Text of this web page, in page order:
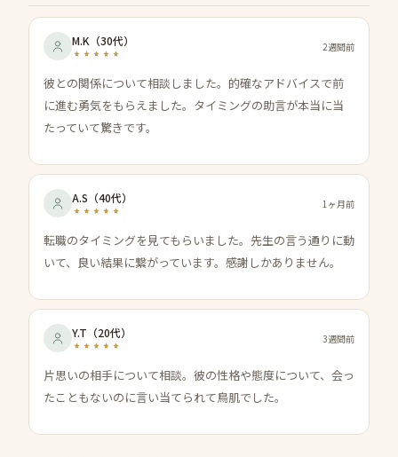
M.K （30代） 2週間前
彼との関係について相談しました。的確なアドバイスで前
に進む勇気をもらえました。タイミングの助言が本当に当
たっていて驚きです。
A.S （40代） 1ヶ月前
転職のタイミングを見てもらいました。先生の言う通りに動
いて、良い結果に繋がっています。感謝しかありません。
Y.T （20代） 3週間前
片思いの相手について相談。彼の性格や態度について、会っ
たこともないのに言い当てられて鳥肌でした。